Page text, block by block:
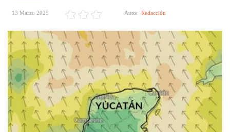
13 Marzo 2025 Autor Redacción